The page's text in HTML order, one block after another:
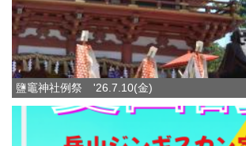
鹽竈神社例祭 '26.7.10(金)